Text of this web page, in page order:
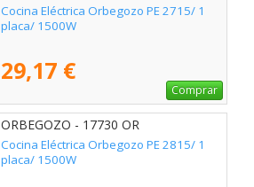
Cocina Eléctrica Orbegozo PE 2715/ 1
placa/ 1500W
29,17 €
Comprar
ORBEGOZO - 17730 OR
Cocina Eléctrica Orbegozo PE 2815/ 1
placa/ 1500W